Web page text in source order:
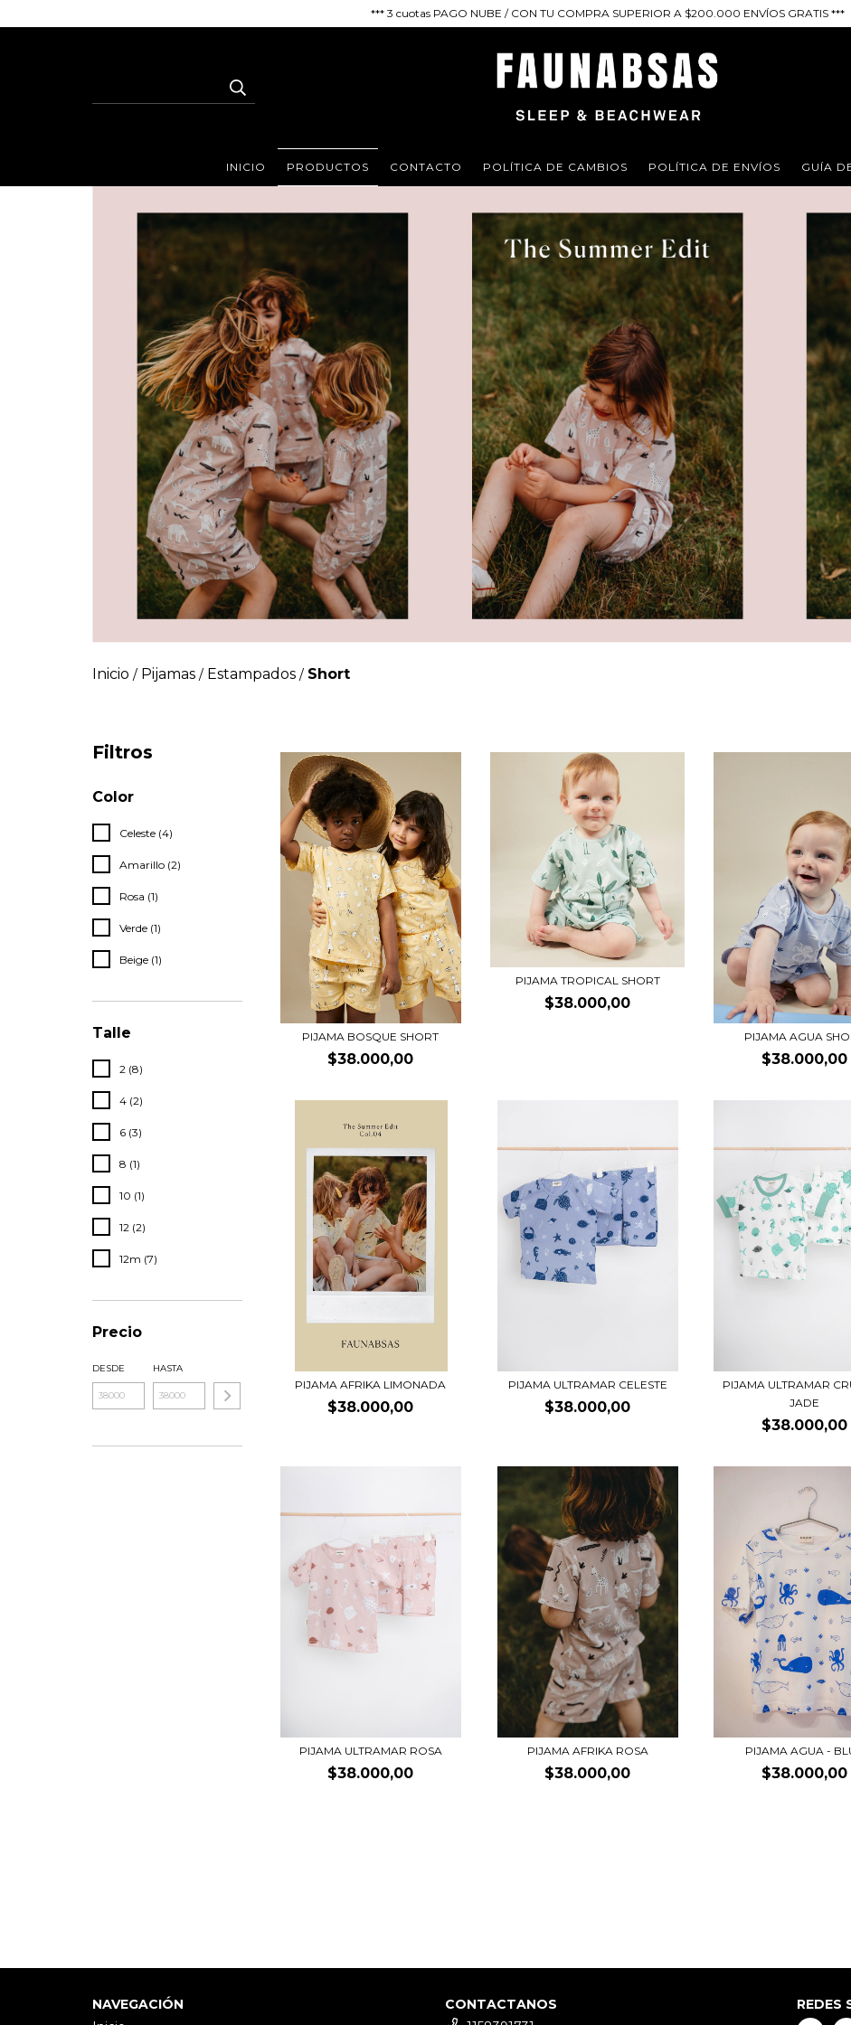
*** 3 cuotas PAGO NUBE / CON TU COMPRA SUPERIOR A $200.000 ENVÍOS GRATIS ***
INICIO PRODUCTOS CONTACTO POLÍTICA DE CAMBIOS POLÍTICA DE ENVÍOS GUÍA
Inicio / Pijamas / Estampados / Short
Filtros
Color
Celeste (4)
Amarillo (2)
Rosa (1)
Verde (1)
Beige (1)
Talle
2 (8)
4 (2)
6 (3)
8 (1)
10 (1)
12 (2)
12m (7)
Precio
DESDE HASTA
PIJAMA BOSQUE SHORT
$38.000,00
PIJAMA TROPICAL SHORT
$38.000,00
PIJAMA AGUA
$38.000,00
PIJAMA AFRIKA LIMONADA
$38.000,00
PIJAMA ULTRAMAR CELESTE
$38.000,00
PIJAMA ULTRAMAR
JADE
$38.000,00
PIJAMA ULTRAMAR ROSA
$38.000,00
PIJAMA AFRIKA ROSA
$38.000,00
PIJAMA AGUA -
$38.000,00
NAVEGACIÓN
CONTACTANOS
REDES